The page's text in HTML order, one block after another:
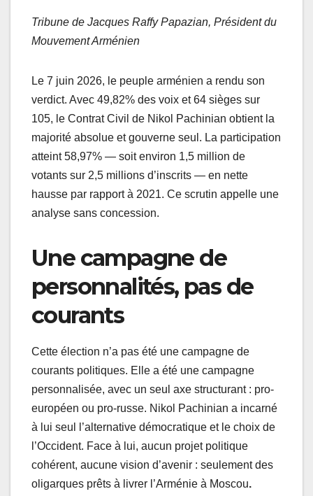
Tribune de Jacques Raffy Papazian, Président du
Mouvement Arménien
Le 7 juin 2026, le peuple arménien a rendu son
verdict. Avec 49,82% des voix et 64 sièges sur
105, le Contrat Civil de Nikol Pachinian obtient la
majorité absolue et gouverne seul. La participation
atteint 58,97% — soit environ 1,5 million de
votants sur 2,5 millions d’inscrits — en nette
hausse par rapport à 2021. Ce scrutin appelle une
analyse sans concession.
Une campagne de
personnalités, pas de
courants
Cette élection n’a pas été une campagne de
courants politiques. Elle a été une campagne
personnalisée, avec un seul axe structurant : pro-
européen ou pro-russe. Nikol Pachinian a incarné
à lui seul l’alternative démocratique et le choix de
l’Occident. Face à lui, aucun projet politique
cohérent, aucune vision d’avenir : seulement des
oligarques prêts à livrer l’Arménie à Moscou.